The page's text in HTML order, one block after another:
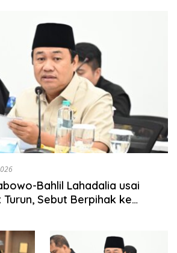
Bahlil Lahadalia usai
Sebut Berpihak ke